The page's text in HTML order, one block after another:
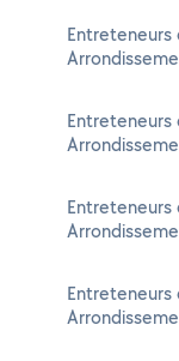
Entreteneurs
Entreteneurs
Entreteneurs
Entreteneurs